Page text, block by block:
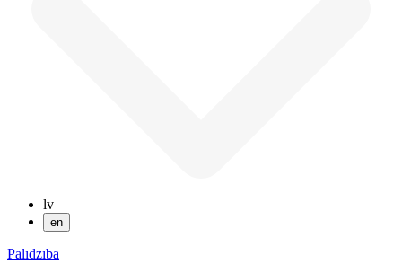
lv
en
Palīdzība